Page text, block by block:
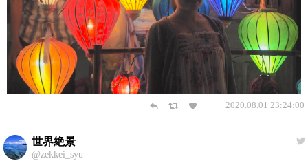
2020.08.01 23:24:00
世界絶景
@zekkei_syu